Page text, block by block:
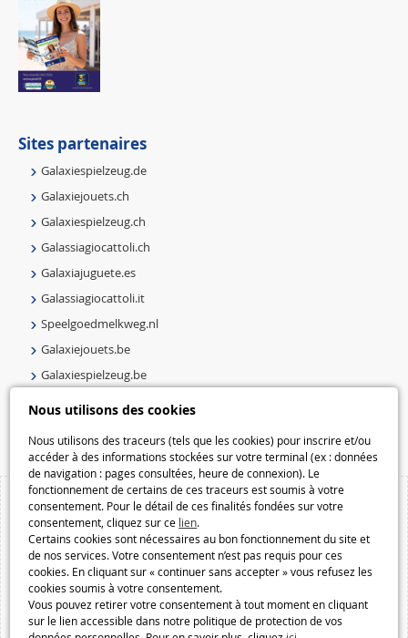
Nous utilisons des cookies
Nous utilisons des traceurs (tels que les cookies) pour inscrire et/ou
accéder à des informations stockées sur votre terminal (ex : données
de navigation : pages consultées, heure de connexion). Le
fonctionnement de certains de ces traceurs est soumis à votre
consentement. Pour le détail de ces finalités fondées sur votre
consentement, cliquez sur ce lien.
Certains cookies sont nécessaires au bon fonctionnement du site et
de nos services. Votre consentement n’est pas requis pour ces
cookies. En cliquant sur « continuer sans accepter » vous refusez les
cookies soumis à votre consentement.
Vous pouvez retirer votre consentement à tout moment en cliquant
sur le lien accessible dans notre politique de protection de vos
Sites partenaires
Galaxiespielzeug.de
Galaxiejouets.ch
Galaxiespielzeug.ch
Galassiagiocattoli.ch
Galaxiajuguete.es
Galassiagiocattoli.it
Speelgoedmelkweg.nl
Galaxiejouets.be
Galaxiespielzeug.be